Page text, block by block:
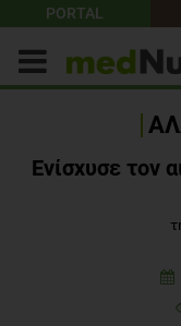
PORTAL
Ενίσχυσε τον